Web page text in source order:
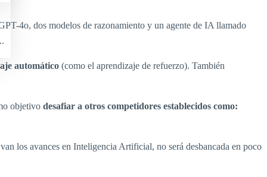
4o, dos modelos de razonamiento y un agente de IA llamado
automático (como el aprendizaje de refuerzo). También
objetivo desafiar a otros competidores establecidos como:
los avances en Inteligencia Artificial, no será desbancada en poco